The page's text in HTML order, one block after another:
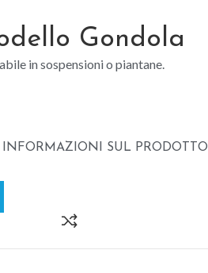
Gondola
in sospensioni o piantane.
INFORMAZIONI SUL PRODOTTO